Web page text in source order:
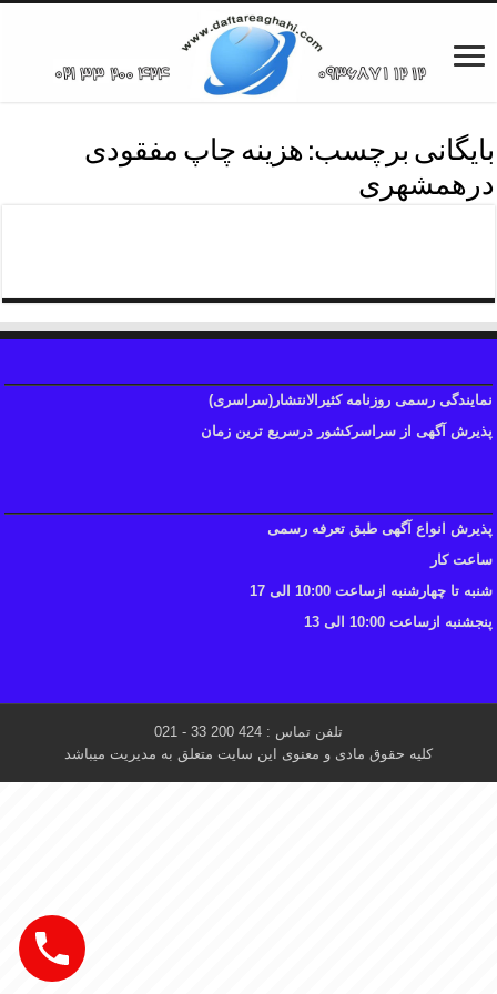
بایگانی برچسب: هزینه چاپ مفقودی
درهمشهری
نمایندگی رسمی روزنامه کثیرالانتشار(سراسری)
پذیرش آگهی از سراسرکشور درسریع ترین زمان
پذیرش انواع آگهی طبق تعرفه رسمی
ساعت کار
شنبه تا چهارشنبه ازساعت 10:00 الی 17
پنجشنبه ازساعت 10:00 الی 13
تلفن تماس : 424 200 33 - 021
کلیه حقوق مادی و معنوی این سایت متعلق به مدیریت میباشد